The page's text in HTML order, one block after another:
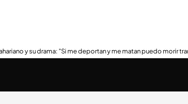
y su drama: "Si me deportan y me matan puedo morir